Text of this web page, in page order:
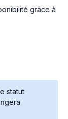
grâce à
statut